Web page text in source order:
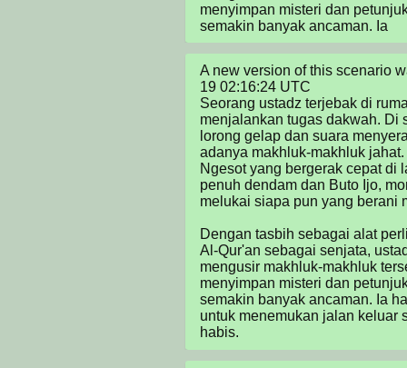
menyimpan misteri dan
semakin banyak ancaman. Ia
A new version of this scenario
19 02:16:24 UTC
Seorang ustadz terjebak di
menjalankan tugas dakwah. Di
lorong gelap dan suara
adanya makhluk-makhluk
Ngesot yang bergerak cepat di
penuh dendam dan Buto Ijo,
melukai siapa pun yang berani
Dengan tasbih sebagai alat
Al-Qur'an sebagai senjata,
mengusir makhluk-makhluk
menyimpan misteri dan
semakin banyak ancaman. Ia
untuk menemukan jalan keluar
habis.